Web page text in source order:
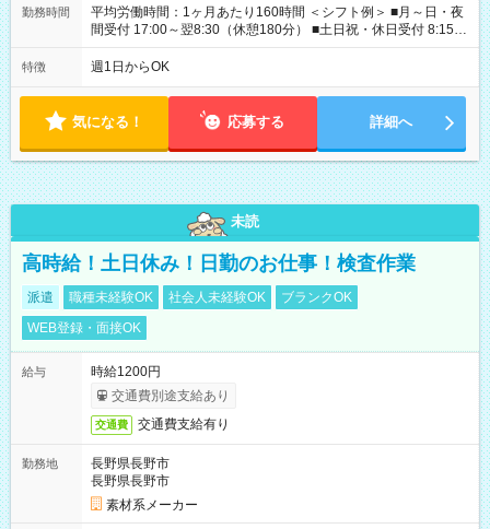
勤務時間
平均労働時間：1ヶ月あたり160時間 ＜シフト例＞ ■月～日・夜
間受付 17:00～翌8:30（休憩180分） ■土日祝・休日受付 8:15～
17:15（休憩60分） ※上記時間帯でのシフト制 ※夜間のみ、休
日のみ等、勤務日数ご相談ください 平均労働時間：1ヶ月あたり
180分） ■土日祝・休日受付 8:15～17:15（休憩60分） ※上記時
間帯でのシフト制 ※夜間のみ、休日のみ等、勤務日数ご相談く
ださい
特徴 週1日からOK
気になる！ 応募する 詳細へ
未読
高時給！土日休み！日勤のお仕事！検査作業
派遣 職種未経験OK 社会人未経験OK
ブランクOK
WEB登録・面接OK
給与
時給1200円
交通費別途支給あり
交通費 交通費支給有り
勤務地
長野県長野市
長野県長野市
素材系メーカー